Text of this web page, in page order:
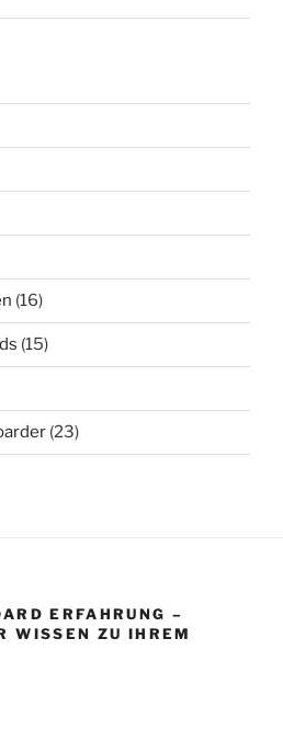
(16)
(15)
(23)
ERFAHRUNG –
WISSEN ZU IHREM